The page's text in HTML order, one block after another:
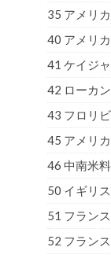
35 アメリ
40 アメリ
41 ケイジ
42 ローカ
43 フロリ
45 アメリ
46 中南米
50 イギリ
51 フラン
52 フラン